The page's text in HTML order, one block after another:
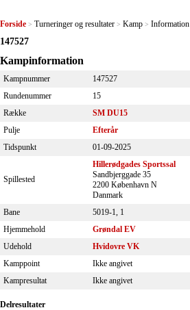
Forside > Turneringer og resultater > Kamp > Information
147527
Kampinformation
Kampnummer
147527
Rundenummer
15
Række
SM DU15
Pulje
Efterår
Tidspunkt
01-09-2025
Spillested
Hillerødgades Sportssal
Sandbjerggade 35
2200 København N
Danmark
Bane
5019-1, 1
Hjemmehold
Grøndal EV
Udehold
Hvidovre VK
Kamppoint
Ikke angivet
Kampresultat
Ikke angivet
Delresultater